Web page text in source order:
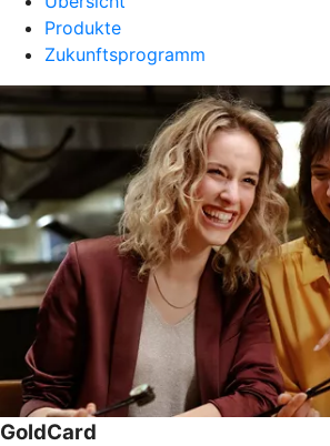
Produkte
Zukunftsprogramm
GoldCard